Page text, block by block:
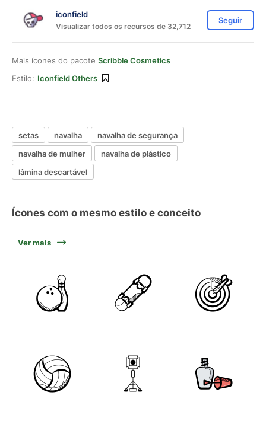
iconfield
Visualizar todos os recursos de 32,712
Seguir
Mais ícones do pacote Scribble Cosmetics
Estilo: Iconfield Others
setas navalha
navalha de segurança
navalha de mulher
navalha de plástico
lâmina descartável
Ícones com o mesmo estilo e conceito
Ver mais